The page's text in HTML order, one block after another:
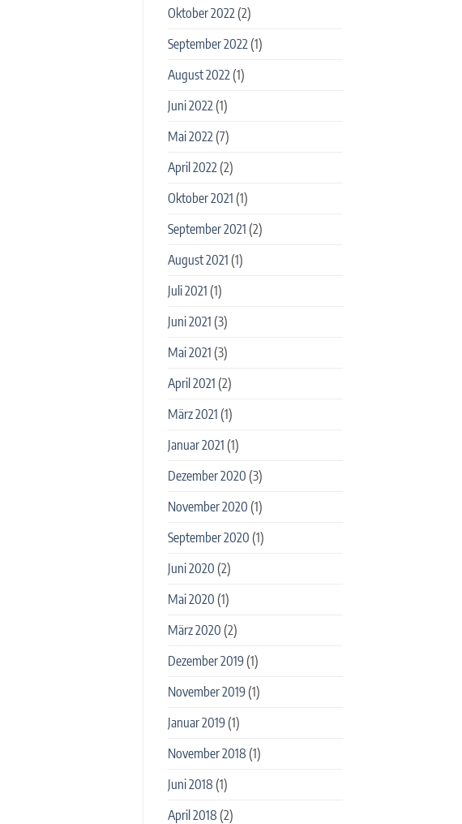
Oktober 2022(2)
September 2022(1)
August 2022(1)
Juni 2022(1)
Mai 2022(7)
April 2022(2)
Oktober 2021 (1)
September 2021 (2)
August 2021 (1)
Juli 2021 (1)
Juni 2021 (3)
Mai 2021 (3)
April 2021 (2)
März 2021 (1)
Januar 2021 (1)
Dezember 2020 (3)
November 2020 (1)
September 2020 (1)
Juni 2020 (2)
Mai 2020 (1)
März 2020 (2)
Dezember 2019(1)
November 2019(1)
Januar 2019(1)
November 2018 (1)
Juni 2018 (1)
April 2018 (2)